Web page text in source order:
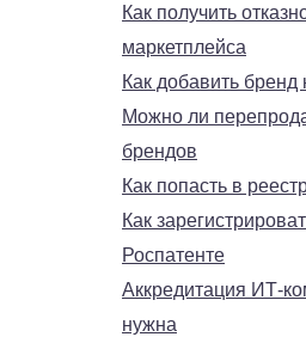
Как получить
маркетплейса
Как добавить бренд
Можно ли
брендов
Как попасть в
Как
Роспатенте
Аккредитация ИТ-
нужна